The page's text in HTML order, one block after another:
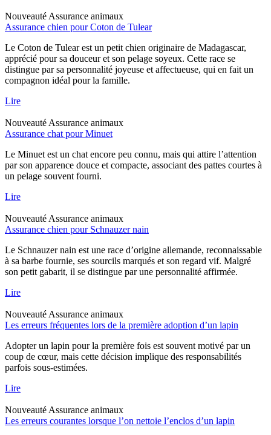
Nouveauté Assurance animaux
Assurance chien pour Coton de Tulear
Le Coton de Tulear est un petit chien originaire de Madagascar,
apprécié pour sa douceur et son pelage soyeux. Cette race se
distingue par sa personnalité joyeuse et affectueuse, qui en fait un
compagnon idéal pour la famille.
Lire
Nouveauté Assurance animaux
Assurance chat pour Minuet
Le Minuet est un chat encore peu connu, mais qui attire l’attention
par son apparence douce et compacte, associant des pattes courtes à
un pelage souvent fourni.
Lire
Nouveauté Assurance animaux
Assurance chien pour Schnauzer nain
Le Schnauzer nain est une race d’origine allemande, reconnaissable
à sa barbe fournie, ses sourcils marqués et son regard vif. Malgré
son petit gabarit, il se distingue par une personnalité affirmée.
Lire
Nouveauté Assurance animaux
Les erreurs fréquentes lors de la première adoption d’un lapin
Adopter un lapin pour la première fois est souvent motivé par un
coup de cœur, mais cette décision implique des responsabilités
parfois sous-estimées.
Lire
Nouveauté Assurance animaux
Les erreurs courantes lorsque l’on nettoie l’enclos d’un lapin